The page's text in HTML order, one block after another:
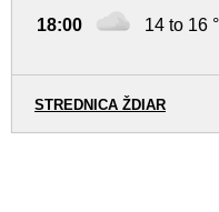
18:00 14 to 16
STREDNICA ŽDIAR